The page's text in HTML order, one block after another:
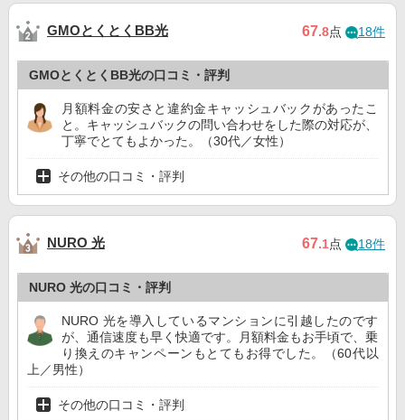
GMOとくとくBB光 67.8点 18件
GMOとくとくBB光の口コミ・評判
月額料金の安さと違約金キャッシュバックがあったこ
と。キャッシュバックの問い合わせをした際の対応が、
丁寧でとてもよかった。（30代／女性）
その他の口コミ・評判
NURO 光 67.1点 18件
NURO 光の口コミ・評判
NURO 光を導入しているマンションに引越したのです
が、通信速度も早く快適です。月額料金もお手頃で、乗
り換えのキャンペーンもとてもお得でした。（60代以
上／男性）
その他の口コミ・評判